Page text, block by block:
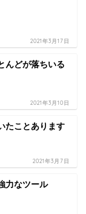
2021年3月17日
んどが落ちいる
2021年3月10日
たことあります
2021年3月7日
力なツール